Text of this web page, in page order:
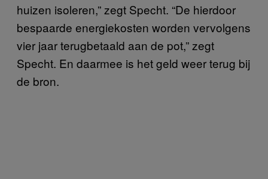
huizen isoleren,” zegt Specht. “De hierdoor
bespaarde energiekosten worden vervolgens
vier jaar terugbetaald aan de pot,” zegt
Specht. En daarmee is het geld weer terug bij
de bron.